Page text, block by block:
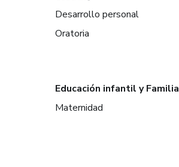
Desarrollo personal
Oratoria
Educación infantil y Familia
Maternidad